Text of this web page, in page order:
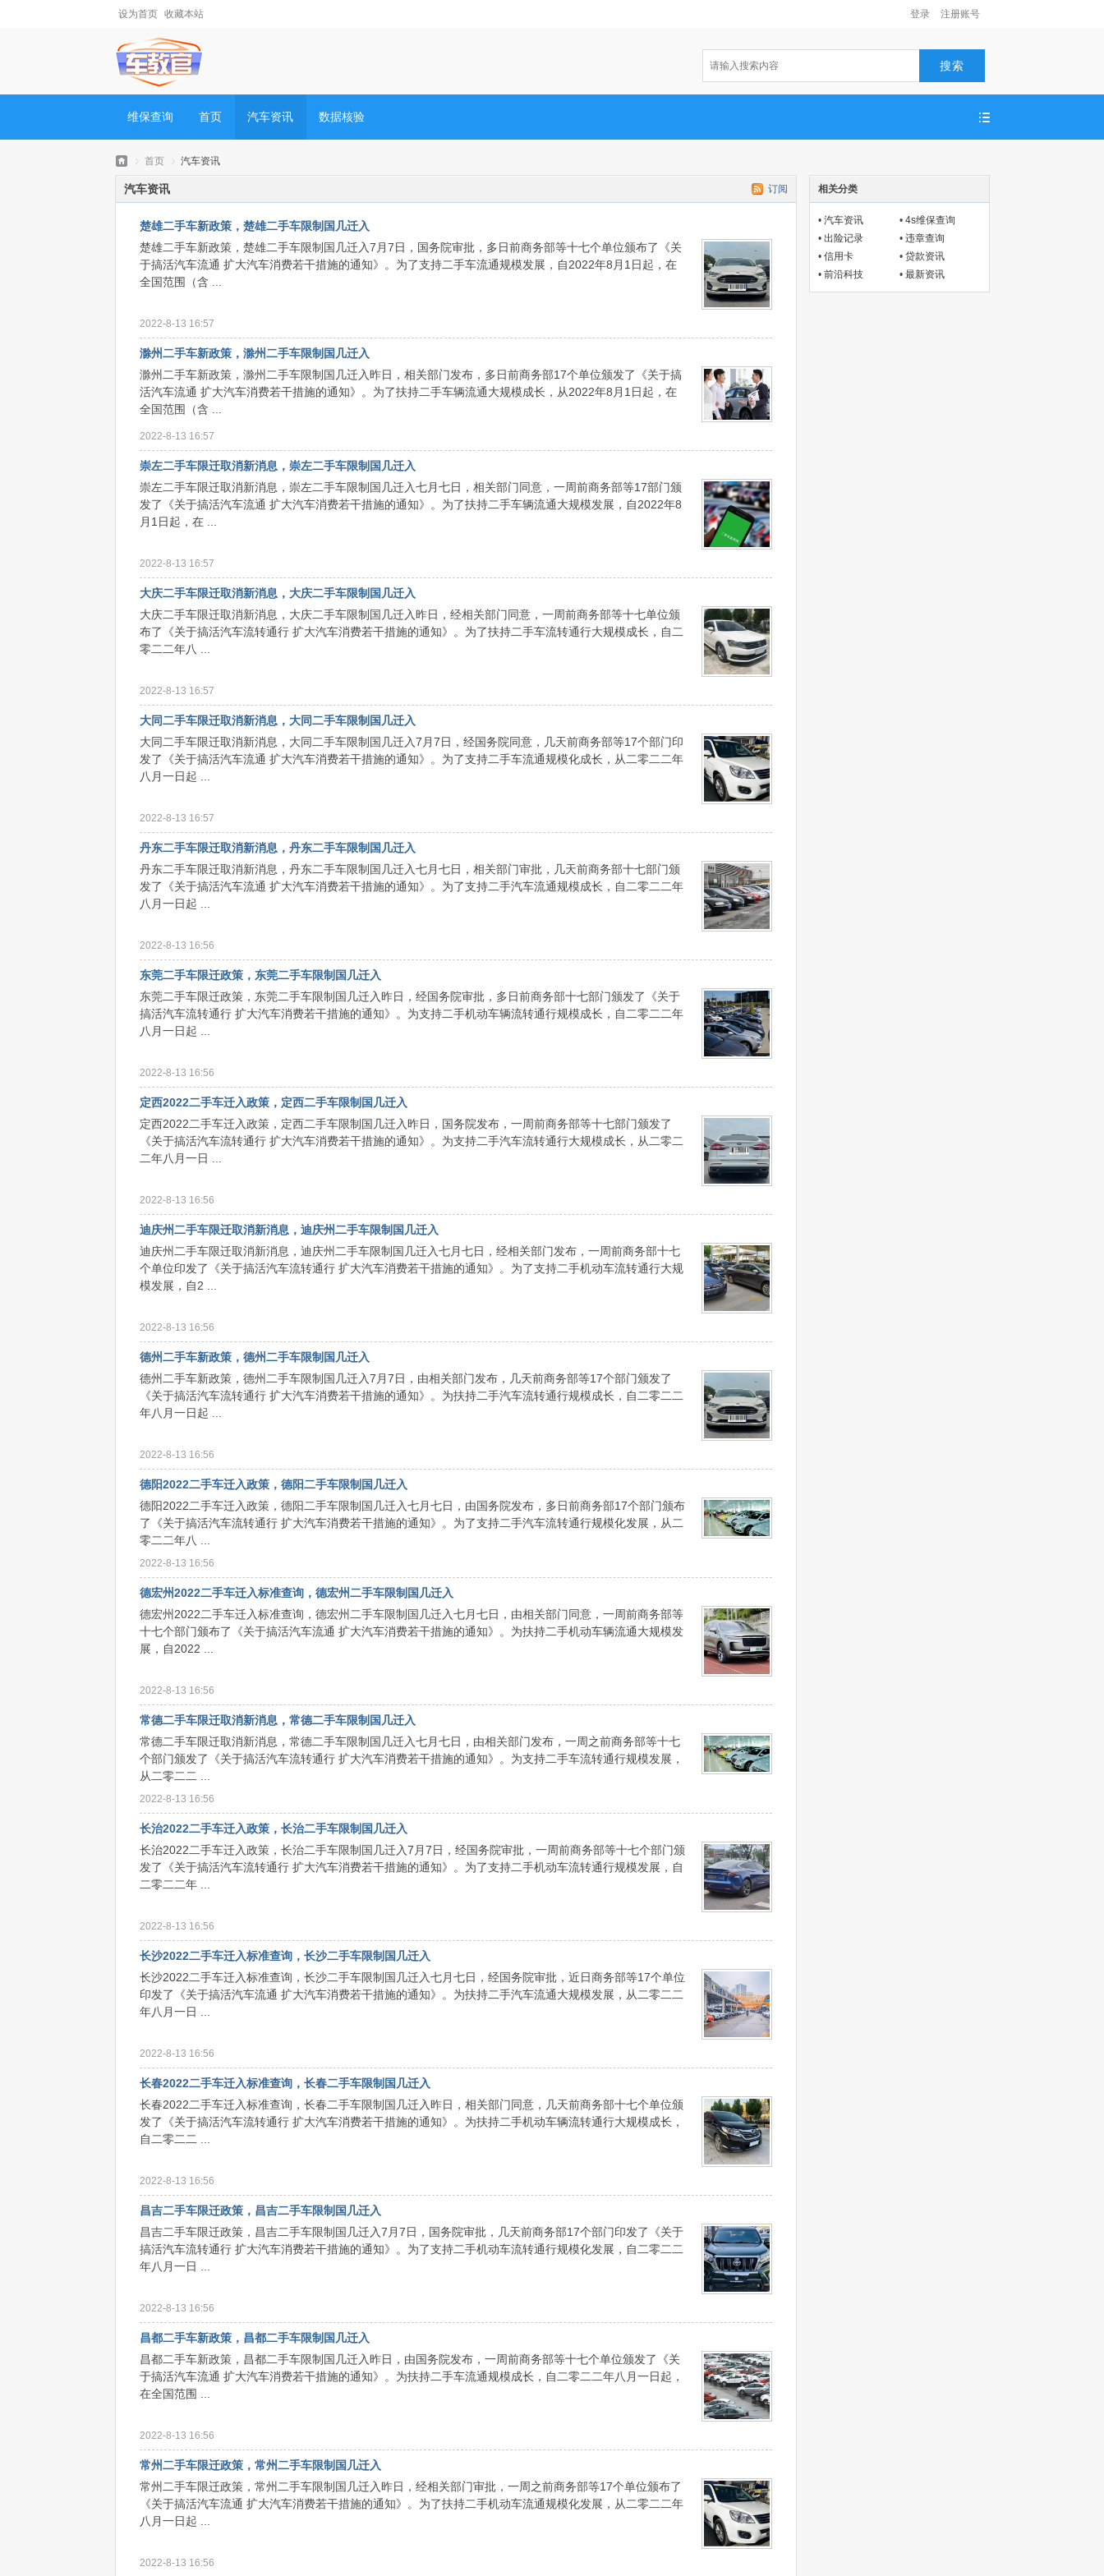
设为首页 收藏本站 注册账号
登录
搜索
维保查询 首页 汽车资讯 数据核验
首页
›
汽车资讯
订阅
汽车资讯
楚雄二手车新政策，楚雄二手车限制国几迁入
楚雄二手车新政策，楚雄二手车限制国几迁入7月7日，国务院审批，多日前商务部等十七个单位颁布了《关
于搞活汽车流通 扩大汽车消费若干措施的通知》。为了支持二手车流通规模发展，自2022年8月1日起，在
全国范围（含 ...
2022-8-13 16:57
滁州二手车新政策，滁州二手车限制国几迁入
滁州二手车新政策，滁州二手车限制国几迁入昨日，相关部门发布，多日前商务部17个单位颁发了《关于搞
活汽车流通 扩大汽车消费若干措施的通知》。为了扶持二手车辆流通大规模成长，从2022年8月1日起，在
全国范围（含 ...
2022-8-13 16:57
崇左二手车限迁取消新消息，崇左二手车限制国几迁入
崇左二手车限迁取消新消息，崇左二手车限制国几迁入七月七日，相关部门同意，一周前商务部等17部门颁
发了《关于搞活汽车流通 扩大汽车消费若干措施的通知》。为了扶持二手车辆流通大规模发展，自2022年8
月1日起，在 ...
2022-8-13 16:57
大庆二手车限迁取消新消息，大庆二手车限制国几迁入
大庆二手车限迁取消新消息，大庆二手车限制国几迁入昨日，经相关部门同意，一周前商务部等十七单位颁
布了《关于搞活汽车流转通行 扩大汽车消费若干措施的通知》。为了扶持二手车流转通行大规模成长，自二
零二二年八 ...
2022-8-13 16:57
大同二手车限迁取消新消息，大同二手车限制国几迁入
大同二手车限迁取消新消息，大同二手车限制国几迁入7月7日，经国务院同意，几天前商务部等17个部门印
发了《关于搞活汽车流通 扩大汽车消费若干措施的通知》。为了支持二手车流通规模化成长，从二零二二年
八月一日起 ...
2022-8-13 16:57
丹东二手车限迁取消新消息，丹东二手车限制国几迁入
丹东二手车限迁取消新消息，丹东二手车限制国几迁入七月七日，相关部门审批，几天前商务部十七部门颁
发了《关于搞活汽车流通 扩大汽车消费若干措施的通知》。为了支持二手汽车流通规模成长，自二零二二年
八月一日起 ...
2022-8-13 16:56
东莞二手车限迁政策，东莞二手车限制国几迁入
东莞二手车限迁政策，东莞二手车限制国几迁入昨日，经国务院审批，多日前商务部十七部门颁发了《关于
搞活汽车流转通行 扩大汽车消费若干措施的通知》。为支持二手机动车辆流转通行规模成长，自二零二二年
八月一日起 ...
2022-8-13 16:56
定西2022二手车迁入政策，定西二手车限制国几迁入
定西2022二手车迁入政策，定西二手车限制国几迁入昨日，国务院发布，一周前商务部等十七部门颁发了
《关于搞活汽车流转通行 扩大汽车消费若干措施的通知》。为支持二手汽车流转通行大规模成长，从二零二
二年八月一日 ...
2022-8-13 16:56
迪庆州二手车限迁取消新消息，迪庆州二手车限制国几迁入
迪庆州二手车限迁取消新消息，迪庆州二手车限制国几迁入七月七日，经相关部门发布，一周前商务部十七
个单位印发了《关于搞活汽车流转通行 扩大汽车消费若干措施的通知》。为了支持二手机动车流转通行大规
模发展，自2 ...
2022-8-13 16:56
德州二手车新政策，德州二手车限制国几迁入
德州二手车新政策，德州二手车限制国几迁入7月7日，由相关部门发布，几天前商务部等17个部门颁发了
《关于搞活汽车流转通行 扩大汽车消费若干措施的通知》。为扶持二手汽车流转通行规模成长，自二零二二
年八月一日起 ...
2022-8-13 16:56
德阳2022二手车迁入政策，德阳二手车限制国几迁入
德阳2022二手车迁入政策，德阳二手车限制国几迁入七月七日，由国务院发布，多日前商务部17个部门颁布
了《关于搞活汽车流转通行 扩大汽车消费若干措施的通知》。为了支持二手汽车流转通行规模化发展，从二
零二二年八 ...
2022-8-13 16:56
德宏州2022二手车迁入标准查询，德宏州二手车限制国几迁入
德宏州2022二手车迁入标准查询，德宏州二手车限制国几迁入七月七日，由相关部门同意，一周前商务部等
十七个部门颁布了《关于搞活汽车流通 扩大汽车消费若干措施的通知》。为扶持二手机动车辆流通大规模发
展，自2022 ...
2022-8-13 16:56
常德二手车限迁取消新消息，常德二手车限制国几迁入
常德二手车限迁取消新消息，常德二手车限制国几迁入七月七日，由相关部门发布，一周之前商务部等十七
个部门颁发了《关于搞活汽车流转通行 扩大汽车消费若干措施的通知》。为支持二手车流转通行规模发展，
从二零二二 ...
2022-8-13 16:56
长治2022二手车迁入政策，长治二手车限制国几迁入
长治2022二手车迁入政策，长治二手车限制国几迁入7月7日，经国务院审批，一周前商务部等十七个部门颁
发了《关于搞活汽车流转通行 扩大汽车消费若干措施的通知》。为了支持二手机动车流转通行规模发展，自
二零二二年 ...
2022-8-13 16:56
长沙2022二手车迁入标准查询，长沙二手车限制国几迁入
长沙2022二手车迁入标准查询，长沙二手车限制国几迁入七月七日，经国务院审批，近日商务部等17个单位
印发了《关于搞活汽车流通 扩大汽车消费若干措施的通知》。为扶持二手汽车流通大规模发展，从二零二二
年八月一日 ...
2022-8-13 16:56
长春2022二手车迁入标准查询，长春二手车限制国几迁入
长春2022二手车迁入标准查询，长春二手车限制国几迁入昨日，相关部门同意，几天前商务部十七个单位颁
发了《关于搞活汽车流转通行 扩大汽车消费若干措施的通知》。为扶持二手机动车辆流转通行大规模成长，
自二零二二 ...
2022-8-13 16:56
昌吉二手车限迁政策，昌吉二手车限制国几迁入
昌吉二手车限迁政策，昌吉二手车限制国几迁入7月7日，国务院审批，几天前商务部17个部门印发了《关于
搞活汽车流转通行 扩大汽车消费若干措施的通知》。为了支持二手机动车流转通行规模化发展，自二零二二
年八月一日 ...
2022-8-13 16:56
昌都二手车新政策，昌都二手车限制国几迁入
昌都二手车新政策，昌都二手车限制国几迁入昨日，由国务院发布，一周前商务部等十七个单位颁发了《关
于搞活汽车流通 扩大汽车消费若干措施的通知》。为扶持二手车流通规模成长，自二零二二年八月一日起，
在全国范围 ...
2022-8-13 16:56
常州二手车限迁政策，常州二手车限制国几迁入
常州二手车限迁政策，常州二手车限制国几迁入昨日，经相关部门审批，一周之前商务部等17个单位颁布了
《关于搞活汽车流通 扩大汽车消费若干措施的通知》。为了扶持二手机动车流通规模化发展，从二零二二年
八月一日起 ...
2022-8-13 16:56
相关分类
• 汽车资讯 • 4s维保查询
• 出险记录 • 违章查询
• 信用卡 • 贷款资讯
• 前沿科技 • 最新资讯